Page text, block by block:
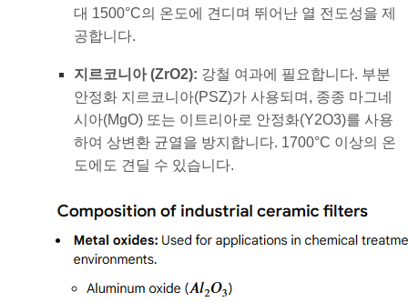
대 1500°C의 온도에 견디며 뛰어난 열 전도성을 제
공합니다.
지르코니아 (ZrO2): 강철 여과에 필요합니다. 부분
안정화 지르코니아(PSZ)가 사용되며, 종종 마그네
시아(MgO) 또는 이트리아로 안정화(Y2O3)를 사용
하여 상변환 균열을 방지합니다. 1700°C 이상의 온
도에도 견딜 수 있습니다.